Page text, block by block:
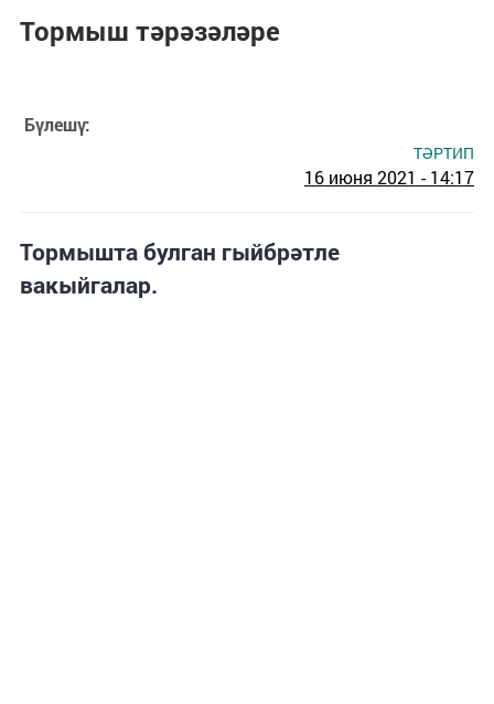
Тормыш тәрәзәләре
Бүлешү:
ТӘРТИП
16 июня 2021 - 14:17
Тормышта булган гыйбрәтле
вакыйгалар.